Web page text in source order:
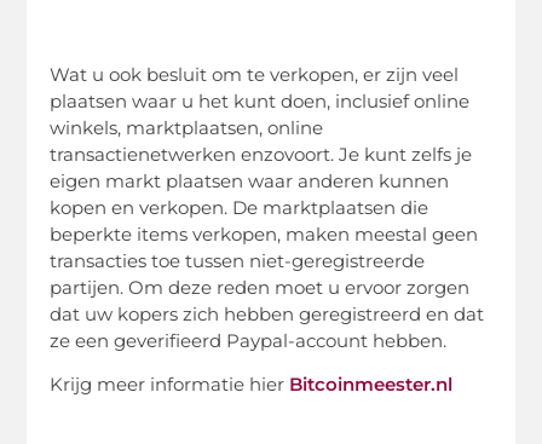
Wat u ook besluit om te verkopen, er zijn veel
plaatsen waar u het kunt doen, inclusief online
winkels, marktplaatsen, online
transactienetwerken enzovoort. Je kunt zelfs je
eigen markt plaatsen waar anderen kunnen
kopen en verkopen. De marktplaatsen die
beperkte items verkopen, maken meestal geen
transacties toe tussen niet-geregistreerde
partijen. Om deze reden moet u ervoor zorgen
dat uw kopers zich hebben geregistreerd en dat
ze een geverifieerd Paypal-account hebben.
Krijg meer informatie hier Bitcoinmeester.nl